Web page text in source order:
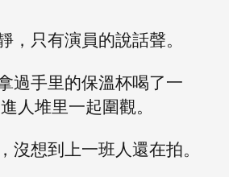
，只有演員的說話聲。
過手里的保溫杯喝了一
人堆里一起圍觀。
沒想到上一班人還在拍。